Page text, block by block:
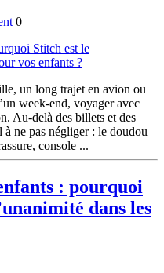
0
un long trajet en avion ou
week-end, voyager avec
Au-delà des billets et des
à ne pas négliger : le doudou
console ...
: pourquoi
dans les